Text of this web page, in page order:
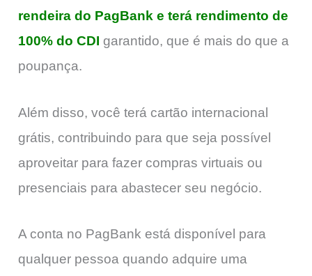
rendeira do PagBank e terá rendimento de
100% do CDI garantido, que é mais do que a
poupança.
Além disso, você terá cartão internacional
grátis, contribuindo para que seja possível
aproveitar para fazer compras virtuais ou
presenciais para abastecer seu negócio.
A conta no PagBank está disponível para
qualquer pessoa quando adquire uma